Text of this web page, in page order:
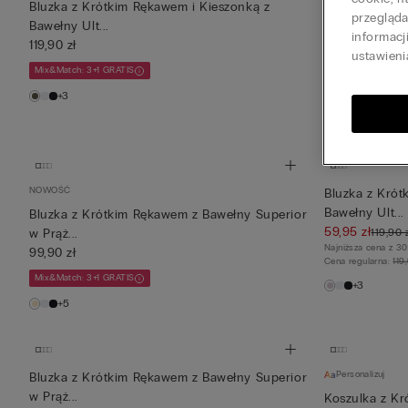
Bluzka z Krótkim Rękawem i Kieszonką z
Bawełny Ult...
119,90 zł
Mix&Match: 3+1 GRATIS
+3
Bluzka z
Bawełny Ult...
119,90 zł
+3
NOWOŚĆ
Bluzka z Krótkim Rękawem z Bawełny Superior
w Prąż...
99,90 zł
Mix&Match: 3+1 GRATIS
+5
Bluzka z
Bawełny Ult...
59,95 zł119,90
Najniższa cena z
Cena regularna:
+3
Bluzka z Krótkim Rękawem z Bawełny Superior
w Prąż...
Personalizuj
Koszulka z